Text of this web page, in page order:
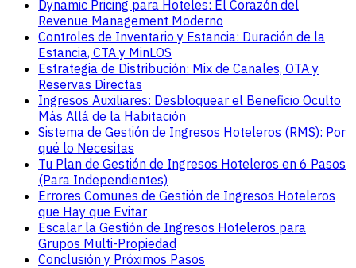
Dynamic Pricing para Hoteles: El Corazón del
Revenue Management Moderno
Controles de Inventario y Estancia: Duración de la
Estancia, CTA y MinLOS
Estrategia de Distribución: Mix de Canales, OTA y
Reservas Directas
Ingresos Auxiliares: Desbloquear el Beneficio Oculto
Más Allá de la Habitación
Sistema de Gestión de Ingresos Hoteleros (RMS): Por
qué lo Necesitas
Tu Plan de Gestión de Ingresos Hoteleros en 6 Pasos
(Para Independientes)
Errores Comunes de Gestión de Ingresos Hoteleros
que Hay que Evitar
Escalar la Gestión de Ingresos Hoteleros para
Grupos Multi-Propiedad
Conclusión y Próximos Pasos